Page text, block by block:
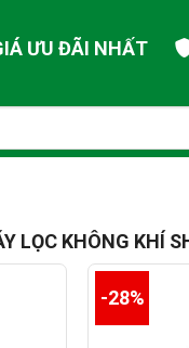
ƯU ĐÃI NHẤT
LỌC KHÔNG KHÍ
-28%